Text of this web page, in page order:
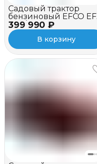
399 990 ₽
Садовый трактор
бензиновый EFCO EF
92R/19 KV
В корзину